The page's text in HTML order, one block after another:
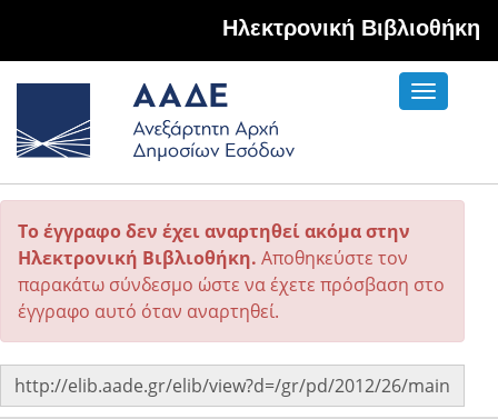
Hλεκτρονική Βιβλιοθήκη
Toggle
Το έγγραφο δεν έχει αναρτηθεί ακόμα στην
Ηλεκτρονική Βιβλιοθήκη. Αποθηκεύστε τον
παρακάτω σύνδεσμο ώστε να έχετε πρόσβαση στο
έγγραφο αυτό όταν αναρτηθεί.